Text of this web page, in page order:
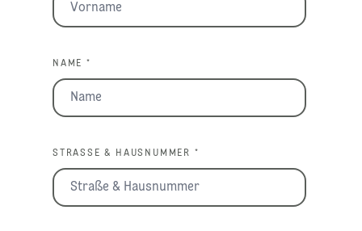
NAME *
STRASSE & HAUSNUMMER *